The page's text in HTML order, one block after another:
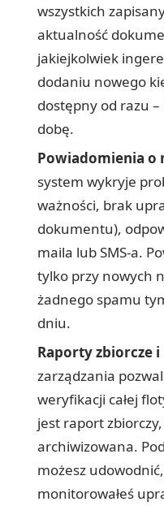
wszystkich
aktualność
jakiejkolwiek
dodaniu nowego
dostępny od razu
dobę.
Powiadomienia o
system wykryje
ważności, brak
dokumentu),
maila lub SMS-a.
tylko przy nowych
żadnego spamu
dniu.
Raporty zbiorcze i
zarządzania
weryfikacji całej
jest raport
archiwizowana.
możesz
monitorowałeś